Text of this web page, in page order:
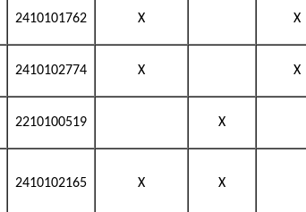
2410101762 X X
2410102774 X X
2210100519 X
2410102165 X X